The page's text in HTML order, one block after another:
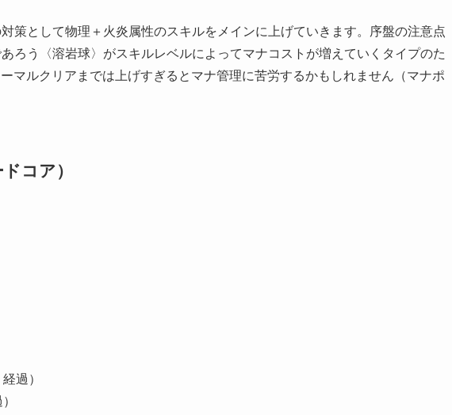
策として物理＋火炎属性のスキルをメインに上げていきます。序盤の注意点
ろう〈溶岩球〉がスキルレベルによってマナコストが増えていくタイプのた
マルクリアまでは上げすぎるとマナ管理に苦労するかもしれません（マナポ
コア）
過）